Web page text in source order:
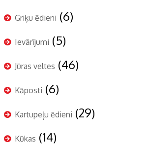
Griķu ēdieni (6)
Ievārījumi (5)
Jūras veltes (46)
Kāposti (6)
Kartupeļu ēdieni (29)
Kūkas (14)